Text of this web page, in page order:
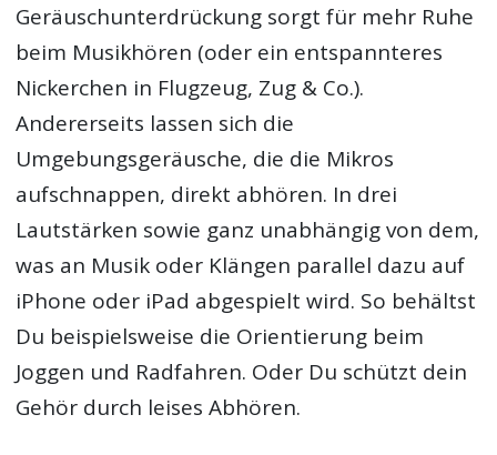
Geräuschunterdrückung sorgt für mehr Ruhe
beim Musikhören (oder ein entspannteres
Nickerchen in Flugzeug, Zug & Co.).
Andererseits lassen sich die
Umgebungsgeräusche, die die Mikros
aufschnappen, direkt abhören. In drei
Lautstärken sowie ganz unabhängig von dem,
was an Musik oder Klängen parallel dazu auf
iPhone oder iPad abgespielt wird. So behältst
Du beispielsweise die Orientierung beim
Joggen und Radfahren. Oder Du schützt dein
Gehör durch leises Abhören.